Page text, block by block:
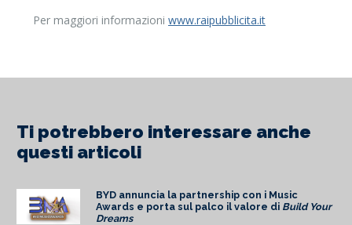
Per maggiori informazioni www.raipubblicita.it
Ti potrebbero interessare anche
questi articoli
BYD annuncia la partnership con i Music
Awards e porta sul palco il valore di Build Your
Dreams